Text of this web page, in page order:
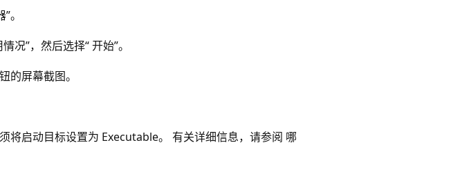
。
况”，然后选择“ 开始”。
的屏幕截图。
将启动目标设置为 Executable。 有关详细信息，请参阅 哪